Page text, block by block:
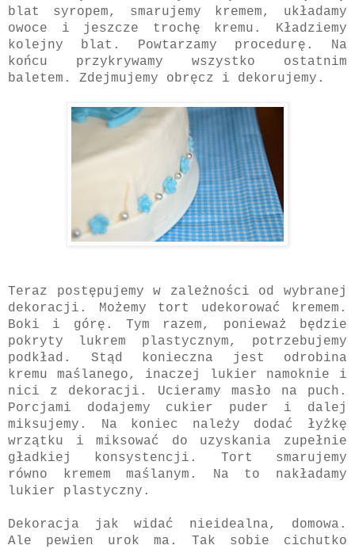
blat syropem, smarujemy kremem, układamy
owoce i jeszcze trochę kremu. Kładziemy
kolejny blat. Powtarzamy procedurę. Na
końcu przykrywamy wszystko ostatnim
baletem. Zdejmujemy obręcz i dekorujemy.
Teraz postępujemy w zależności od wybranej
dekoracji. Możemy tort udekorować kremem.
Boki i górę. Tym razem, ponieważ będzie
pokryty lukrem plastycznym, potrzebujemy
podkład. Stąd konieczna jest odrobina
kremu maślanego, inaczej lukier namoknie i
nici z dekoracji. Ucieramy masło na puch.
Porcjami dodajemy cukier puder i dalej
miksujemy. Na koniec należy dodać łyżkę
wrzątku i miksować do uzyskania zupełnie
gładkiej konsystencji. Tort smarujemy
równo kremem maślanym. Na to nakładamy
lukier plastyczny.
Dekoracja jak widać nieidealna, domowa.
Ale pewien urok ma. Tak sobie cichutko